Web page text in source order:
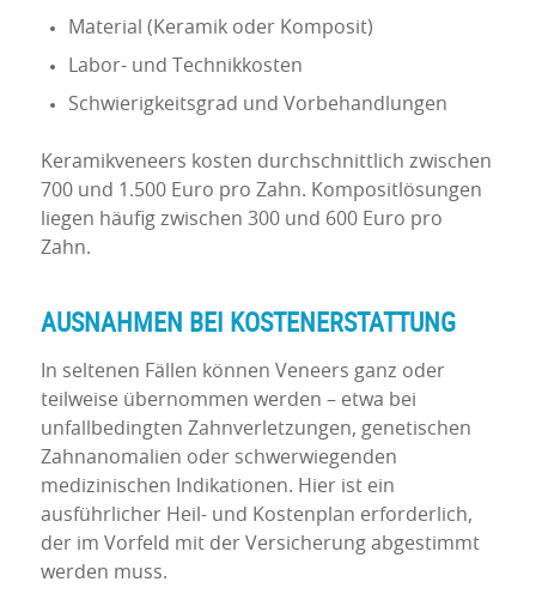
Material (Keramik oder Komposit)
Labor- und Technikkosten
Schwierigkeitsgrad und Vorbehandlungen
Keramikveneers kosten durchschnittlich zwischen
700 und 1.500 Euro pro Zahn. Kompositlösungen
liegen häufig zwischen 300 und 600 Euro pro
Zahn.
AUSNAHMEN BEI KOSTENERSTATTUNG
In seltenen Fällen können Veneers ganz oder
teilweise übernommen werden – etwa bei
unfallbedingten Zahnverletzungen, genetischen
Zahnanomalien oder schwerwiegenden
medizinischen Indikationen. Hier ist ein
ausführlicher Heil- und Kostenplan erforderlich,
der im Vorfeld mit der Versicherung abgestimmt
werden muss.